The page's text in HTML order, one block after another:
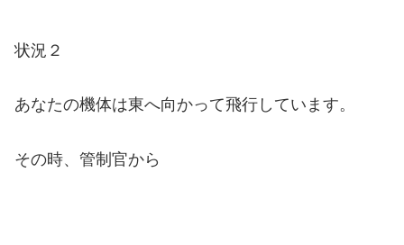
状況２
あなたの機体は東へ向かって飛行しています。
その時、管制官から